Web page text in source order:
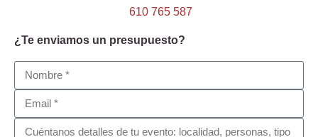
610 765 587
¿Te enviamos un presupuesto?